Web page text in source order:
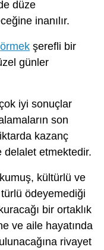
düze
inanılır.
şerefli bir
günler
iyi sonuçlar
son
kazanç
delalet etmektedir.
kültürlü ve
ödeyemediği
bir ortaklık
ve aile hayatında
rivayet